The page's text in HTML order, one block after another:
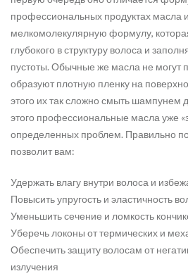
профессиональных продуктах масла
мелкомолекулярную формулу,
глубокого в структуру волоса и
пустоты. Обычные же масла не могут
образуют плотную пленку на
этого их так сложно смыть шампунем
этого профессиональные масла уже
определенных проблем. Правильно
позволит вам:
Удержать влагу внутри волоса и
Повысить упругость и эластичность
Уменьшить сечение и ломкость
Уберечь локоны от термических и
Обеспечить защиту волосам от
излучения